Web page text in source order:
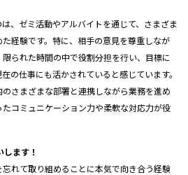
、ゼミ活動やアルバイトを通じて、さまざま
経験です。特に、相手の意見を尊重しなが
られた時間の中で役割分担を行い、目標に
の仕事にも活かされていると感じています。
さまざまな部署と連携しながら業務を進め
コミュニケーション力や柔軟な対応力が役
ます！
れて取り組めることに本気で向き合う経験